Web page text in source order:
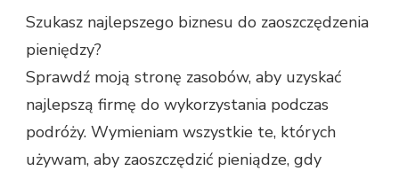
Szukasz najlepszego biznesu do zaoszczędzenia
pieniędzy?
Sprawdź moją stronę zasobów, aby uzyskać
najlepszą firmę do wykorzystania podczas
podróży. Wymieniam wszystkie te, których
używam, aby zaoszczędzić pieniądze, gdy